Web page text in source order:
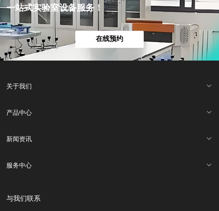
一站式实验室设备服务！
在线预约
关于我们
产品中心
新闻资讯
服务中心
与我们联系